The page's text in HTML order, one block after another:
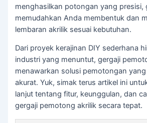
menghasilkan potongan yang presisi,
memudahkan Anda membentuk dan
lembaran akrilik sesuai kebutuhan.
Dari proyek kerajinan DIY sederhana
industri yang menuntut, gergaji
menawarkan solusi pemotongan
akurat. Yuk, simak terus artikel ini
lanjut tentang fitur, keunggulan, dan
gergaji pemotong akrilik secara tepat.